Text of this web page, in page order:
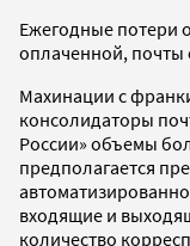
Ежегодные потери
оплаченной, почты
Махинации с
консолидаторы
России» объемы
предполагается
входящие и
количество